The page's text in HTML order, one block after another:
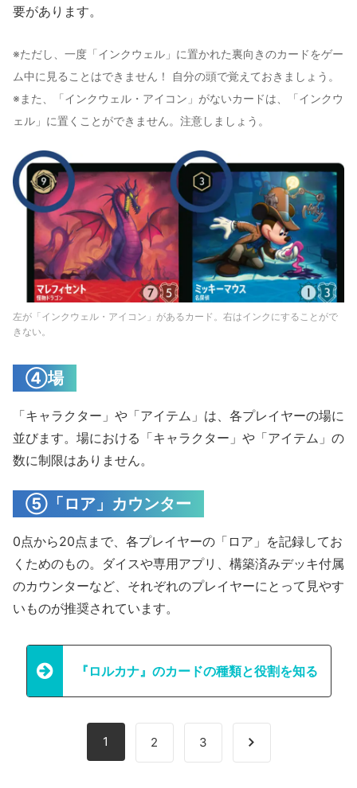
要があります。
※ただし、一度「インクウェル」に置かれた裏向きのカードをゲー
ム中に見ることはできません！ 自分の頭で覚えておきましょう。
※また、「インクウェル・アイコン」がないカードは、「インクウ
ェル」に置くことができません。注意しましょう。
左が「インクウェル・アイコン」があるカード。右はインクにすることがで
きない。
④場
「キャラクター」や「アイテム」は、各プレイヤーの場に
並びます。場における「キャラクター」や「アイテム」の
数に制限はありません。
⑤「ロア」カウンター
0点から20点まで、各プレイヤーの「ロア」を記録してお
くためのもの。ダイスや専用アプリ、構築済みデッキ付属
のカウンターなど、それぞれのプレイヤーにとって見やす
いものが推奨されています。
『ロルカナ』のカードの種類と役割を知る
1 2 3